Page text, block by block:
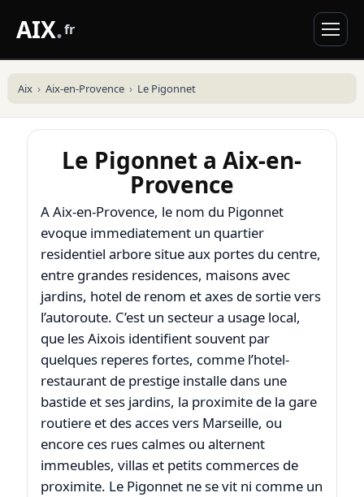
AIX.fr
Aix Aix-en-Provence Le Pigonnet
Le Pigonnet a Aix-en-
Provence
A Aix-en-Provence, le nom du Pigonnet
evoque immediatement un quartier
residentiel arbore situe aux portes du centre,
entre grandes residences, maisons avec
jardins, hotel de renom et axes de sortie vers
l’autoroute. C’est un secteur a usage local,
que les Aixois identifient souvent par
quelques reperes fortes, comme l’hotel-
restaurant de prestige installe dans une
bastide et ses jardins, la proximite de la gare
routiere et des acces vers Marseille, ou
encore ces rues calmes ou alternent
immeubles, villas et petits commerces de
proximite. Le Pigonnet ne se vit ni comme un